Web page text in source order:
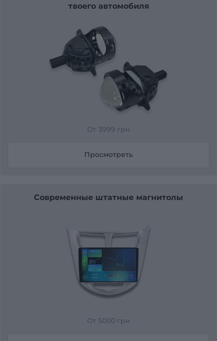
твоего автомобиля
От 3999 грн
Просмотреть
Современные штатные магнитолы
От 5000 грн